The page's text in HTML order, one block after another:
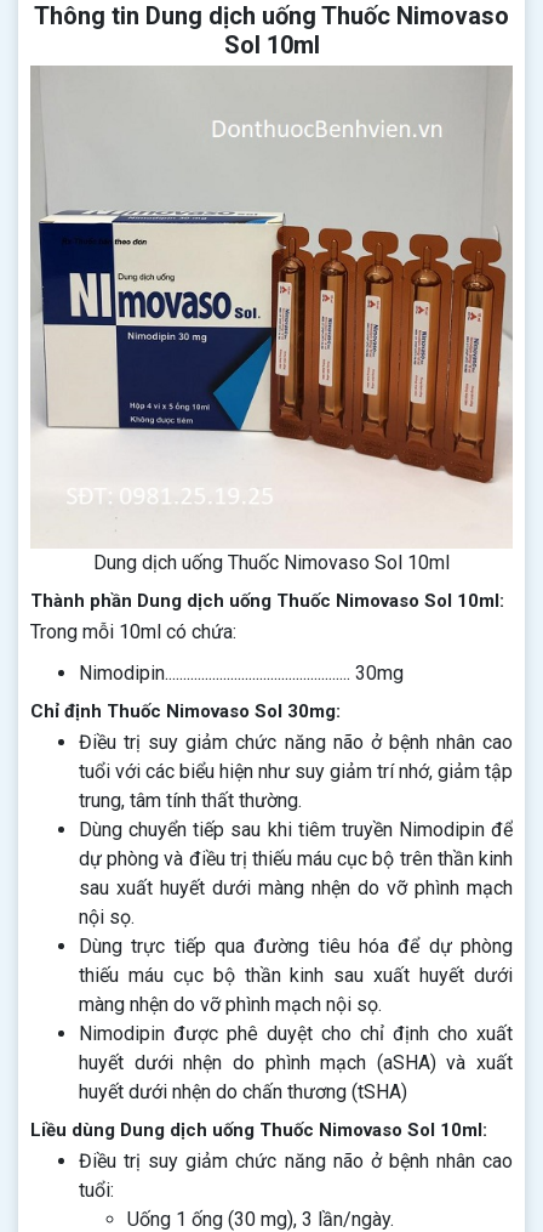
Thông tin Dung dịch uống Thuốc Nimovaso
Sol 10ml
Dung dịch uống Thuốc Nimovaso Sol 10ml
Thành phần Dung dịch uống Thuốc Nimovaso Sol 10ml:
Trong mỗi 10ml có chứa:
Nimodipin................................................... 30mg
Chỉ định Thuốc Nimovaso Sol 30mg:
Điều trị suy giảm chức năng não ở bệnh nhân cao
tuổi với các biểu hiện như suy giảm trí nhớ, giảm tập
trung, tâm tính thất thường.
Dùng chuyển tiếp sau khi tiêm truyền Nimodipin để
dự phòng và điều trị thiếu máu cục bộ trên thần kinh
sau xuất huyết dưới màng nhện do vỡ phình mạch
nội sọ.
Dùng trực tiếp qua đường tiêu hóa để dự phòng
thiếu máu cục bộ thần kinh sau xuất huyết dưới
màng nhện do vỡ phình mạch nội sọ.
Nimodipin được phê duyệt cho chỉ định cho xuất
huyết dưới nhện do phình mạch (aSHA) và xuất
huyết dưới nhện do chấn thương (tSHA)
Liều dùng Dung dịch uống Thuốc Nimovaso Sol 10ml:
Điều trị suy giảm chức năng não ở bệnh nhân cao
tuổi:
Uống 1 ống (30 mg), 3 lần/ngày.